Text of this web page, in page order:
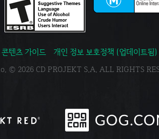
텐츠 가이드
개인 정보 보호정책 (업데이트됨)
© 2026 CD PROJEKT S.A. ALL RIGHTS